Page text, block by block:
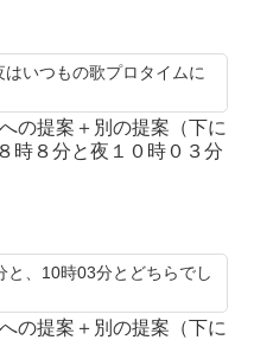
いつもの歌プロタイムに
の提案＋別の提案（下に
８分と夜１０時０３分
、10時03分とどちらでし
の提案＋別の提案（下に